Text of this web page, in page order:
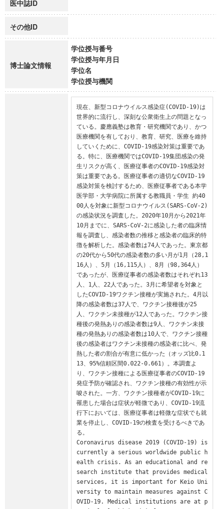
医中誌ID
その他ID
博士論文情報
学位授与番号
学位授与年月日
学位名
学位授与機関
現在、新型コロナウイルス感染症(COVID-19)は
世界的に流行し、深刻な公衆衛生上の問題となっ
ている。慶應義塾は教育・研究機関であり、かつ
医療機関を有しており、教育、研究、医療を維持
していくために、COVID-19感染対策は重要であ
る。特に、医療機関ではCOVID-19集団感染の発
生リスクが高く、医療従事者のCOVID-19感染対
策は重要である。医療従事者の適切なCOVID-19
感染対策を検討するため、医療従事者である本学
医学部・大学病院に所属する教職員・学生 約40
00人を対象に新型コロナウイルス(SARS-CoV-2)
の感染状況を調査した。2020年10月から2021年
10月までに、SARS-CoV-2に感染した者の臨床情
報を調査し、感染者数の推移と感染者の臨床的特
徴を解析した。感染者数は74人であった。東京都
の20代から50代の感染者数の多い月が1月（28,1
16人）、5月（16,115人）、8月（98,364人）
であったが、医療従事者の感染者数はそれぞれ13
人、1人、22人であった。3月に希望者を対象と
したCOVID-19ワクチン接種が実施された。4月以
降の感染者数は37人で、ワクチン接種後が25
人、ワクチン未接種が12人であった。ワクチン接
種後の発熱ありの感染者数は9人、ワクチン未接
種の発熱ありの感染者数は10人で、ワクチン接種
後の感染者はワクチン未接種の感染者に比べ、発
熱した者の割合が有意に低かった（オッズ比0.1
13、95%信頼区間0.022-0.661）。本調査よ
り、ワクチン接種による医療従事者のCOVID-19
発症予防が確認され、ワクチン接種の有効性が示
唆された。一方、ワクチン接種者がCOVID-19に
罹患した場合は症状が軽微であり、COVID-19流
行下においては、医療従事者は軽微な症状でも就
業を停止し、COVID-19の検査を受けるべきであ
る。
Coronavirus disease 2019 (COVID-19) is
currently a serious worldwide public h
ealth crisis. As an educational and re
search institute that provides medical
services, it is important for Keio Uni
versity to maintain measures against C
OVID-19. Medical institutions are at p